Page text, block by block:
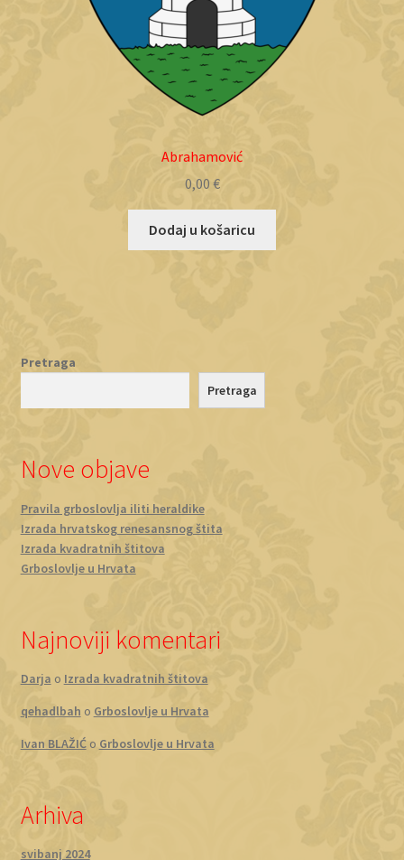
Abrahamović
0,00 €
Dodaj u košaricu
Pretraga
Pretraga
Nove objave
Pravila grboslovlja iliti heraldike
Izrada hrvatskog renesansnog štita
Izrada kvadratnih štitova
Grboslovlje u Hrvata
Najnoviji komentari
Darja o Izrada kvadratnih štitova
qehadlbah o Grboslovlje u Hrvata
Ivan BLAŽIĆo Grboslovlje u Hrvata
Arhiva
svibanj 2024